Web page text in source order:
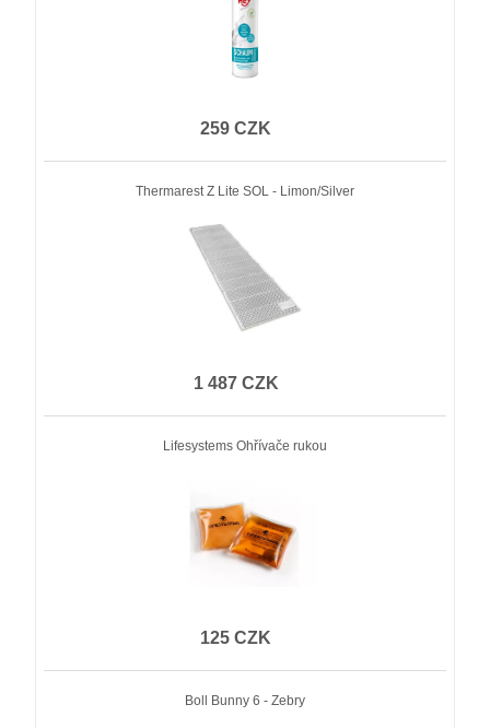
259 CZK
Thermarest Z Lite SOL - Limon/Silver
1 487 CZK
Lifesystems Ohřívače rukou
125 CZK
Boll Bunny 6 - Zebry